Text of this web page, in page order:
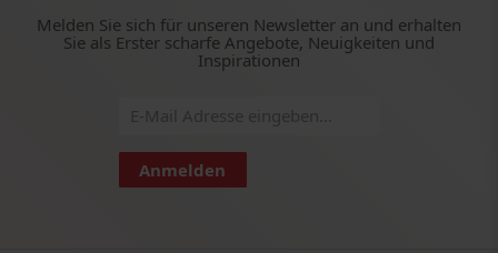
Melden Sie sich für unseren Newsletter an und erhalten
Sie als Erster scharfe Angebote, Neuigkeiten und
Inspirationen
Anmelden